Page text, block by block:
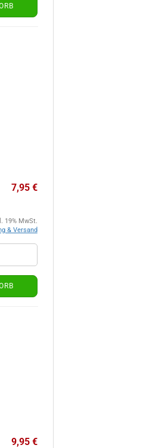
7,95 €
19% MwSt.
& Versand
9,95 €